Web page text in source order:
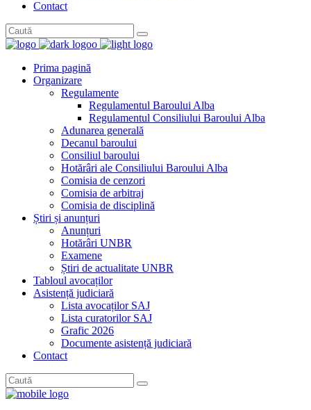
Contact
Prima pagină
Organizare
Regulamente
Regulamentul Baroului Alba
Regulamentul Consiliului Baroului Alba
Adunarea generală
Decanul baroului
Consiliul baroului
Hotărâri ale Consiliului Baroului Alba
Comisia de cenzori
Comisia de arbitraj
Comisia de disciplină
Știri și anunțuri
Anunțuri
Hotărâri UNBR
Examene
Știri de actualitate UNBR
Tabloul avocaților
Asistență judiciară
Lista avocaților SAJ
Lista curatorilor SAJ
Grafic 2026
Documente asistență judiciară
Contact